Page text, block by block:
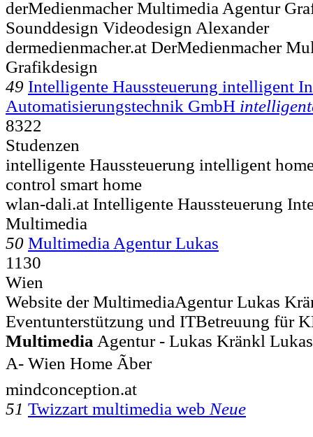
derMedienmacher Multimedia Agentur
Sounddesign Videodesign Alexander
dermedienmacher.at DerMedienmacher
Grafikdesign
49 Intelligente Haussteuerung intelligent
Automatisierungstechnik GmbH
8322
Studenzen
intelligente Haussteuerung intelligent
control smart home
wlan-dali.at Intelligente Haussteuerung
Multimedia
50 Multimedia Agentur Lukas
1130
Wien
Website der MultimediaAgentur Lukas
Eventunterstützung und ITBetreuung für
Multimedia Agentur - Lukas Kränkl
A- Wien Home Ãber
mindconception.at
51 Twizzart multimedia web Neue